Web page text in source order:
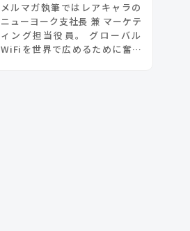
メルマガ執筆ではレアキャラの
ニューヨーク支社長 兼 マーケテ
ィング担当役員。 グローバル
WiFiを世界で広めるために奮戦